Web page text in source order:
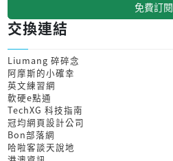
免費訂閱
交換連結
Liumang 碎碎念
阿摩斯的小確幸
英文練習網
軟硬e點通
TechXG 科技指南
冠均網頁設計公司
Bon部落網
哈啦客談天說地